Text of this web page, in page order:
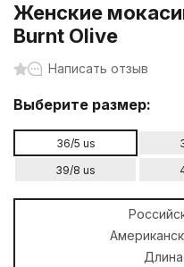
Женские
Burnt Olive
Написать отзыв
Выберите размер:
36/5 us
39/8 us
Длина